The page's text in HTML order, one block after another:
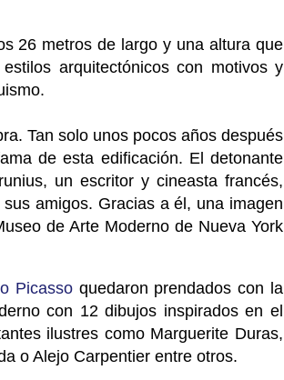
26 metros de largo y una altura que
arquitectónicos con motivos y
Tan solo unos pocos años después
de esta edificación. El detonante
un escritor y cineasta francés,
amigos. Gracias a él, una imagen
de Arte Moderno de Nueva York
Picassoquedaron prendados con la
con 12 dibujos inspirados en el
ilustres como Marguerite Duras,
o Alejo Carpentier entre otros.